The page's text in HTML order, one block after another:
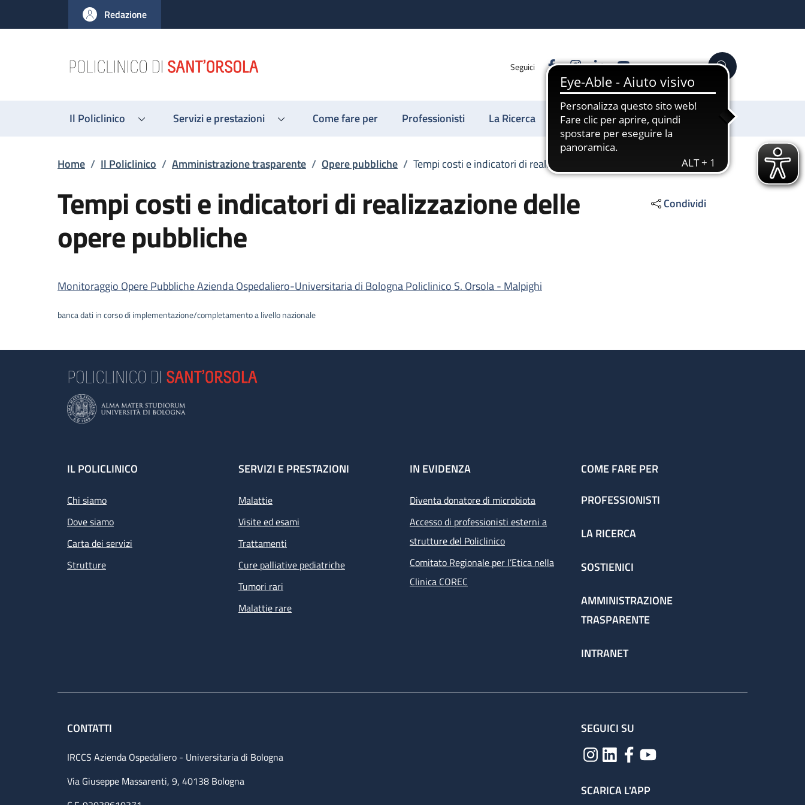
al contenuto principale
to footer content
Redazione
Seguici FacebookInstagram
LinkedinYouTube Cerca
Il Policlinico Servizi e prestazioni Come fare per Professionisti La Ricerca Sostienici
Briciole di pane
Home / Il Policlinico / Amministrazione trasparente / Opere pubbliche / Tempi costi e indicatori di realizzazione delle opere pubbliche
Tempi costi e indicatori di realizzazione delle
opere pubbliche
Condividi
Descrizione
Monitoraggio Opere Pubbliche Azienda Ospedaliero-Universitaria di Bologna Policlinico S. Orsola - Malpighi
banca dati in corso di implementazione/completamento a livello nazionale
Footer
IL POLICLINICO
Chi siamo
Dove siamo
Carta dei servizi
Strutture
SERVIZI E PRESTAZIONI
Malattie
Visite ed esami
Trattamenti
Cure palliative pediatriche
Tumori rari
Malattie rare
IN EVIDENZA
Diventa donatore di microbiota
Accesso di professionisti esterni a
strutture del Policlinico
Comitato Regionale per l’Etica nella
Clinica COREC
COME FARE PER
PROFESSIONISTI
LA RICERCA
SOSTIENICI
AMMINISTRAZIONE
TRASPARENTE
INTRANET
CONTATTI
IRCCS Azienda Ospedaliero - Universitaria di Bologna
Via Giuseppe Massarenti, 9, 40138 Bologna
SEGUICI SU
SCARICA L'APP